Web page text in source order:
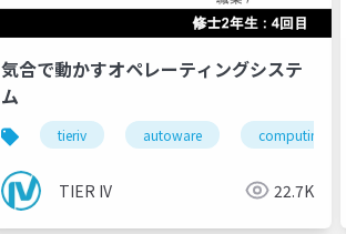
気合で動かすオペレーティングシステ
ム
tieriv autoware computing
TIER IV 22.7K